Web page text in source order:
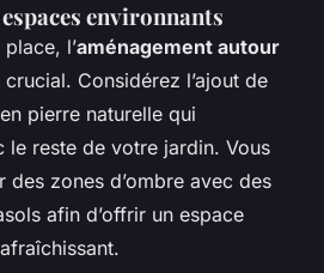
environnants
l’aménagement autour
Considérez l’ajout de
pierre naturelle qui
le reste de votre jardin. Vous
des zones d’ombre avec des
afin d’offrir un espace